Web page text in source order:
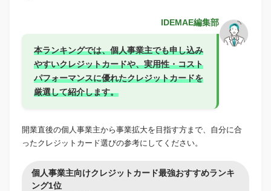
IDEMAE編集部
本ランキングでは、個人事業主でも申し込み
やすいクレジットカードや、実用性・コスト
パフォーマンスに優れたクレジットカードを
厳選して紹介します。
開業直後の個人事業主から事業拡大を目指す方まで、自分に合
ったクレジットカード選びの参考にしてください。
個人事業主向けクレジットカード最強おすすめランキ
ング1位